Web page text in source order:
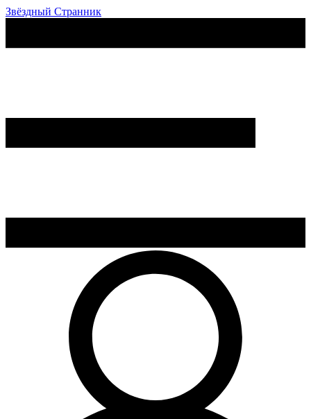
Звёздный Странник